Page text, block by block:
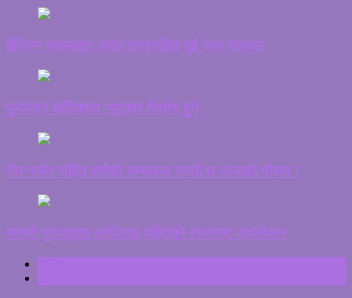
विभिन्न स्थानबाट अवैध काठसहित दुई जना पक्राउ
पुष्पमदन बाटिकामा भ्यूटावर निर्माण हुने
मेघ गर्जन सहित वर्षाको सम्भावना यस्तो छ आजको मौसम !
मन्त्री गुरुङद्धारा लापिलाङ पहिरोको स्थलगत अवलोकन